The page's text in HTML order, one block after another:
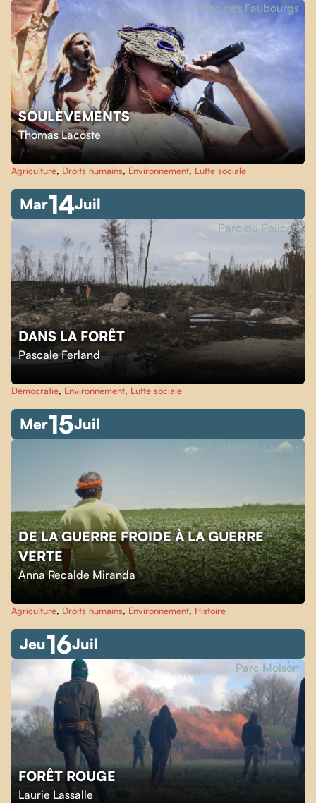
SOULÈVEMENTS
Thomas Lacoste
Parc des Faubourgs
Agriculture, Droits humains, Environnement, Lutte sociale
Mar14Juil
DANS LA FORÊT
Pascale Ferland
Parc du Pélican
Démocratie, Environnement, Lutte sociale
Mer15Juil
DE LA GUERRE FROIDE À LA GUERRE
VERTE
Anna Recalde Miranda
Parc Sir-Wilfrid-Laurier
Agriculture, Droits humains, Environnement, Histoire
Jeu16Juil
FORÊT ROUGE
Laurie Lassalle
Parc Molson